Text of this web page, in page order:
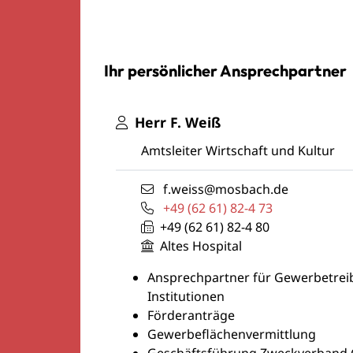
Ihr persönlicher Ansprechpartner
Herr F. Weiß
Amtsleiter Wirtschaft und Kultur
f.weiss@mosbach.de
+49 (62 61) 82-473
+49 (6261) 82-480
Altes Hospital
Ansprechpartner für
Institutionen
Förderanträge
Gewerbeflächenvermittlung